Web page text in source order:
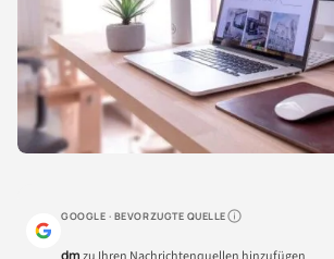
GOOGLE · BEVORZUGTE QUELLEWarum lohnt sich das?
dm